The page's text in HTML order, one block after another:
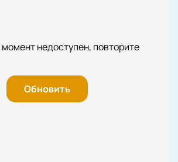
недоступен, повторите
Обновить